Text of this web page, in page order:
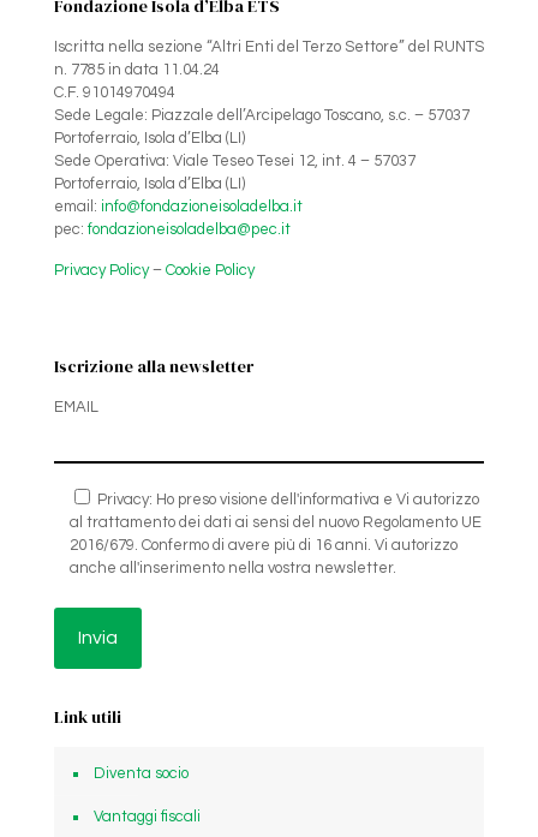
Fondazione Isola d’Elba ETS
Iscritta nella sezione “Altri Enti del Terzo Settore” del RUNTS
n. 7785 in data 11.04.24
C.F. 91014970494
Sede Legale: Piazzale dell’Arcipelago Toscano, s.c. – 57037
Portoferraio, Isola d’Elba (LI)
Sede Operativa: Viale Teseo Tesei 12, int. 4 – 57037
Portoferraio, Isola d’Elba (LI)
email: info@fondazioneisoladelba.it
pec: fondazioneisoladelba@pec.it
Privacy Policy– Cookie Policy
Iscrizione alla newsletter
EMAIL
Privacy: Ho preso visione dell'informativa e Vi autorizzo
al trattamento dei dati ai sensi del nuovo Regolamento UE
2016/679. Confermo di avere più di 16 anni. Vi autorizzo
anche all'inserimento nella vostra newsletter.
Link utili
Diventa socio
Vantaggi fiscali